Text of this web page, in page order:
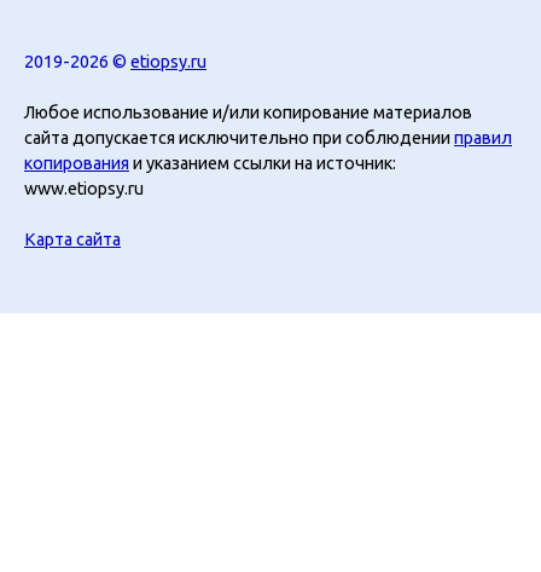
2019-2026 © etiopsy.ru
Любое использование и/или копирование материалов
сайта допускается исключительно при соблюденииправил
копирования и указанием ссылки на источник:
www.etiopsy.ru
Карта сайта